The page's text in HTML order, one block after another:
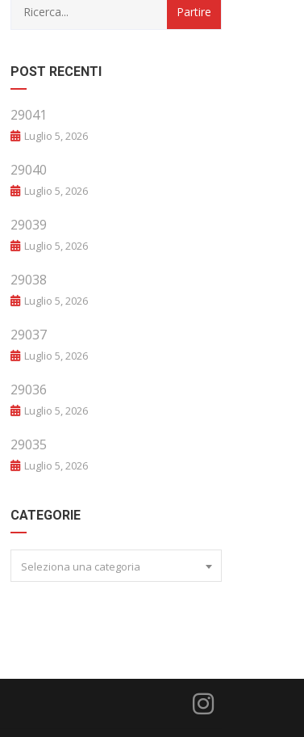
“Evoluzione e Innovazione: Il Futuro
POST RECENTI
29041
Luglio 5, 2026
29040
Luglio 5, 2026
29039
Luglio 5, 2026
29038
Luglio 5, 2026
29037
Luglio 5, 2026
29036
Luglio 5, 2026
29035
Luglio 5, 2026
CATEGORIE
Seleziona una categoria